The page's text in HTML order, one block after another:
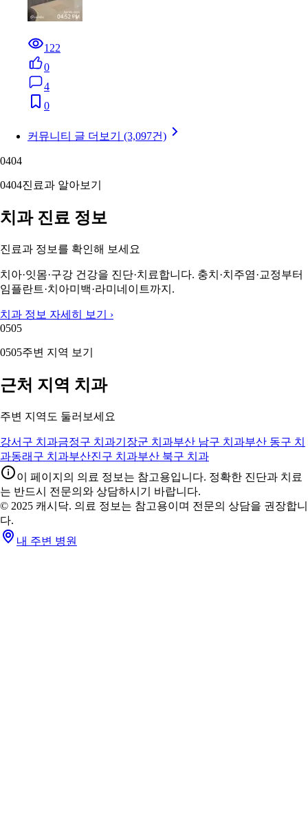
122
0
4
0
커뮤니티 글 더보기 (3,097건)
0404
0404진료과 알아보기
치과 진료 정보
진료과 정보를 확인해 보세요
치아·잇몸·구강 건강을 진단·치료합니다. 충치·치주염·교정부터
임플란트·치아미백·라미네이트까지.
치과 정보 자세히 보기 ›
0505
0505주변 지역 보기
근처 지역 치과
주변 지역도 둘러보세요
강서구 치과금정구 치과기장군 치과부산 남구 치과부산 동구 치
과동래구 치과부산진구 치과부산 북구 치과
이 페이지의 의료 정보는 참고용입니다. 정확한 진단과 치료
는 반드시 전문의와 상담하시기 바랍니다.
© 2025 캐시닥. 의료 정보는 참고용이며 전문의 상담을 권장합니
다.
내 주변 병원